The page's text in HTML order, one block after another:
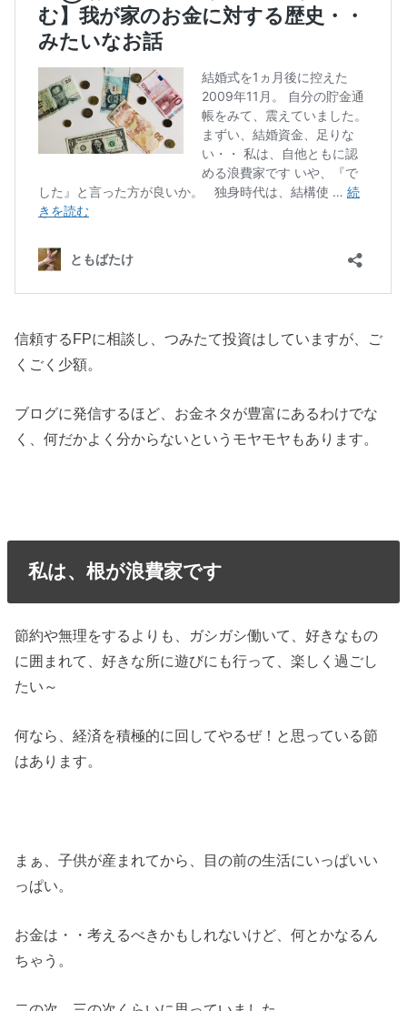
信頼するFPに相談し、つみたて投資はしていますが、ご
くごく少額。
ブログに発信するほど、お金ネタが豊富にあるわけでな
く、何だかよく分からないというモヤモヤもあります。
私は、根が浪費家です
節約や無理をするよりも、ガシガシ働いて、好きなもの
に囲まれて、好きな所に遊びにも行って、楽しく過ごし
たい～
何なら、経済を積極的に回してやるぜ！と思っている節
はあります。
まぁ、子供が産まれてから、目の前の生活にいっぱいい
っぱい。
お金は・・考えるべきかもしれないけど、何とかなるん
ちゃう。